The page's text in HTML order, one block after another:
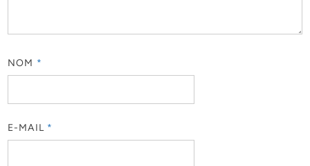
NOM *
E-MAIL *